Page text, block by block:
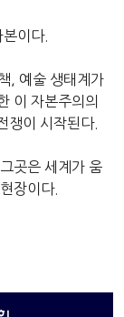
이다.
, 예술 생태계가
이 자본주의의
쟁이 시작된다.
곳은 세계가 움
장이다.